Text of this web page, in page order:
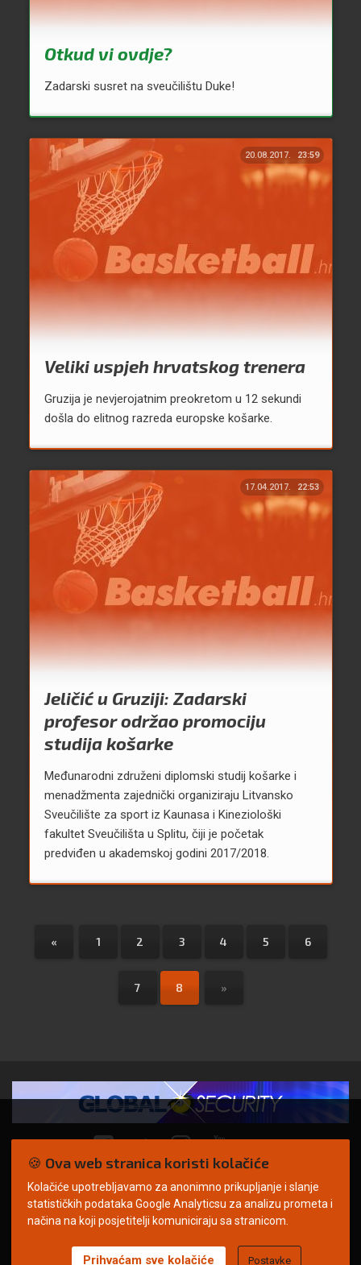
Otkud vi ovdje?
Zadarski susret na sveučilištu Duke!
20.08.2017. 23:59
Veliki uspjeh hrvatskog trenera
Gruzija je nevjerojatnim preokretom u 12 sekundi
došla do elitnog razreda europske košarke.
17.04.2017. 22:53
Jeličić u Gruziji: Zadarski
profesor održao promociju
studija košarke
Međunarodni združeni diplomski studij košarke i
menadžmenta zajednički organiziraju Litvansko
Sveučilište za sport iz Kaunasa i Kineziološki
fakultet Sveučilišta u Splitu, čiji je početak
predviđen u akademskoj godini 2017/2018.
« 1 2 3 4 5 6
7 8 »
© Copyright 2026. | ARILEO
🍪 Ova web stranica koristi kolačiće
Kolačiće upotrebljavamo za anonimno prikupljanje i slanje
statističkih podataka Google Analyticsu za analizu prometa i
načina na koji posjetitelji komuniciraju sa stranicom.
Prihvaćam sve kolačiće Postavke